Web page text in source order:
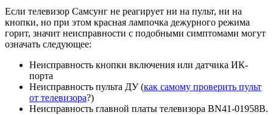
Если телевизор Самсунг не реагирует ни на пульт, ни на
кнопки, но при этом красная лампочка дежурного режима
горит, значит неисправности с подобными симптомами могут
означать следующее:
Неисправность кнопки включения или датчика ИК-
порта
Неисправность пульта ДУ (как самому проверить пульт
от телевизора?)
Неисправность главной платы телевизора BN41-01958B.